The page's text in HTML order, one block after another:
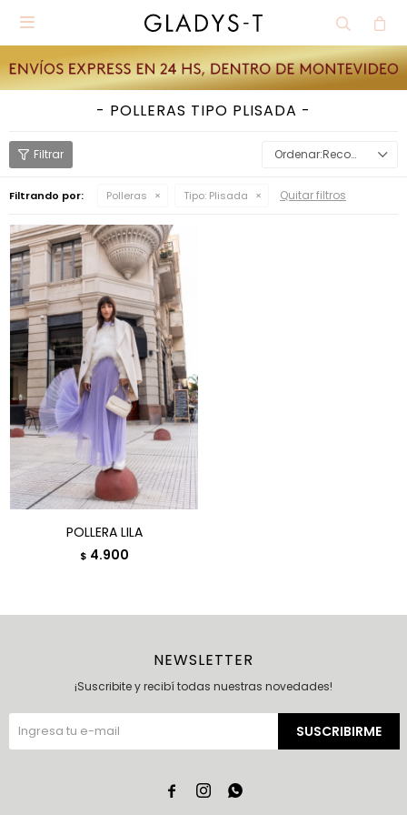

POLLERAS TIPO PLISADA
Recomendados
Filtrando por: Polleras Tipo: Plisada Quitar filtros
POLLERA LILA
$ 4.900
NEWSLETTER
¡Suscribite y recibí todas nuestras novedades!
SUSCRIBIRME
  